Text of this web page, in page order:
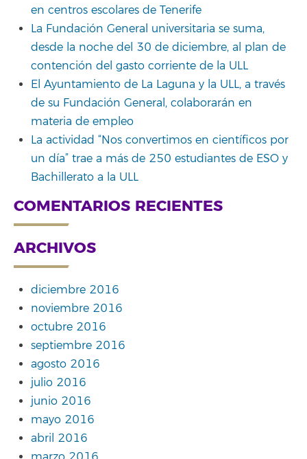
en centros escolares de Tenerife
La Fundación General universitaria se suma,
desde la noche del 30 de diciembre, al plan de
contención del gasto corriente de la ULL
El Ayuntamiento de La Laguna y la ULL, a través
de su Fundación General, colaborarán en
materia de empleo
La actividad “Nos convertimos en científicos por
un día” trae a más de 250 estudiantes de ESO y
Bachillerato a la ULL
COMENTARIOS RECIENTES
ARCHIVOS
diciembre 2016
noviembre 2016
octubre 2016
septiembre 2016
agosto 2016
julio 2016
junio 2016
mayo 2016
abril 2016